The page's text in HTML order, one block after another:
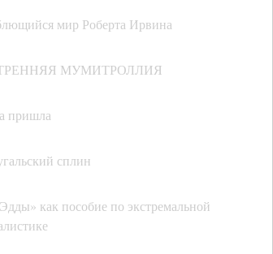
мир Роберта Ирвина
МУМИТРОЛЛИЯ
пришла
сплин
как пособие по экстремальной